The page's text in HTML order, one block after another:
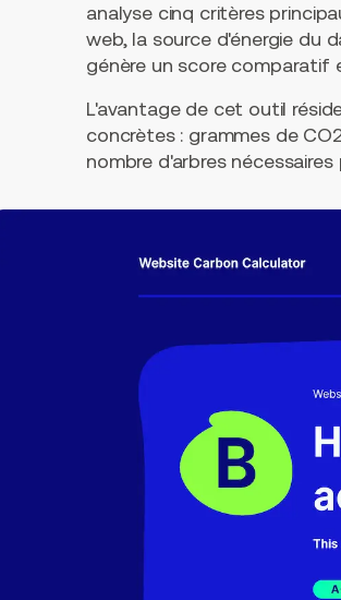
analyse cinq critères
web, la source d'énergie du
génère un score comparatif
L'avantage de cet outil
concrètes : grammes de
nombre d'arbres